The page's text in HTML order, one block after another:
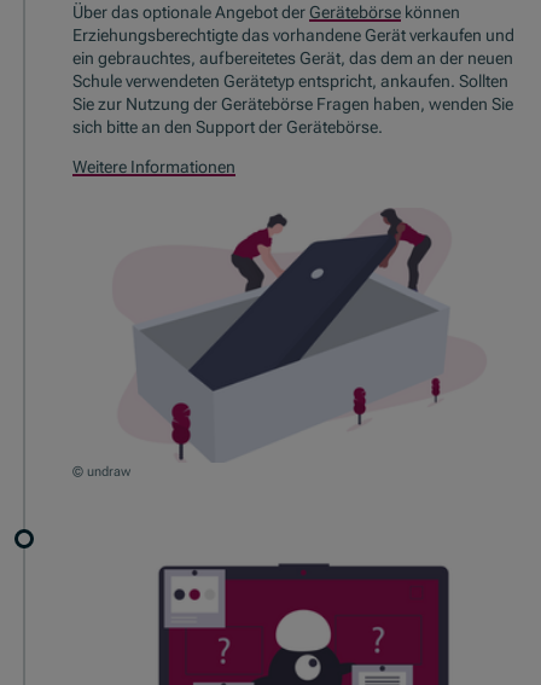
© undraw
Über das optionale Angebot der Gerätebörse können
Erziehungsberechtigte das vorhandene Gerät verkaufen und
ein gebrauchtes, aufbereitetes Gerät, das dem an der neuen
Schule verwendeten Gerätetyp entspricht, ankaufen. Sollten
Sie zur Nutzung der Gerätebörse Fragen haben, wenden Sie
sich bitte an den Support der Gerätebörse.
Weitere Informationen